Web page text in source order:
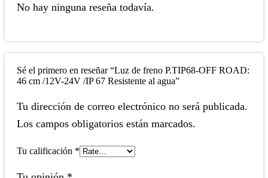
No hay ninguna reseña todavía.
Sé el primero en reseñar “Luz de freno P.TIP68-OFF ROAD:
46 cm /12V-24V /IP 67 Resistente al agua”
Tu dirección de correo electrónico no será publicada.
Los campos obligatorios están marcados.
Tu calificación *